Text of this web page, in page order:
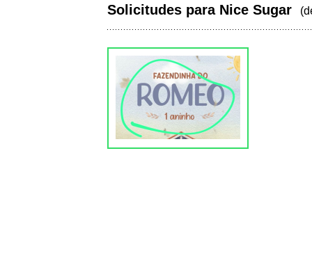
Solicitudes para Nice Sugar